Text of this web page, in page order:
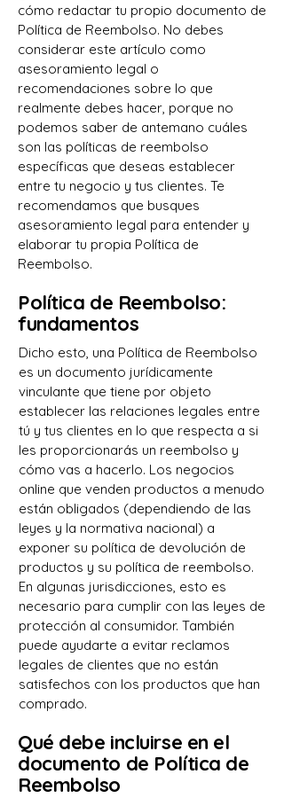
cómo redactar tu propio documento de
Política de Reembolso. No debes
considerar este artículo como
asesoramiento legal o
recomendaciones sobre lo que
realmente debes hacer, porque no
podemos saber de antemano cuáles
son las políticas de reembolso
específicas que deseas establecer
entre tu negocio y tus clientes. Te
recomendamos que busques
asesoramiento legal para entender y
elaborar tu propia Política de
Reembolso.
Política de Reembolso:
fundamentos
Dicho esto, una Política de Reembolso
es un documento jurídicamente
vinculante que tiene por objeto
establecer las relaciones legales entre
tú y tus clientes en lo que respecta a si
les proporcionarás un reembolso y
cómo vas a hacerlo. Los negocios
online que venden productos a menudo
están obligados (dependiendo de las
leyes y la normativa nacional) a
exponer su política de devolución de
productos y su política de reembolso.
En algunas jurisdicciones, esto es
necesario para cumplir con las leyes de
protección al consumidor. También
puede ayudarte a evitar reclamos
legales de clientes que no están
satisfechos con los productos que han
comprado.
Qué debe incluirse en el
documento de Política de
Reembolso